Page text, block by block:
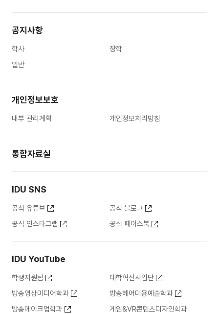
공지사항
학사
장학
일반
개인정보보호
내부 관리계획 개인정보처리방침
통합자료실
IDU SNS
공식 유튜브
공식 블로그
공식 인스타그램
공식 페이스북
IDU YouTube
학생지원팀
대학혁신사업단
방송영상미디어학과
방송헤어미용예술학과
방송메이크업학과
게임&VR콘텐츠디자인학과